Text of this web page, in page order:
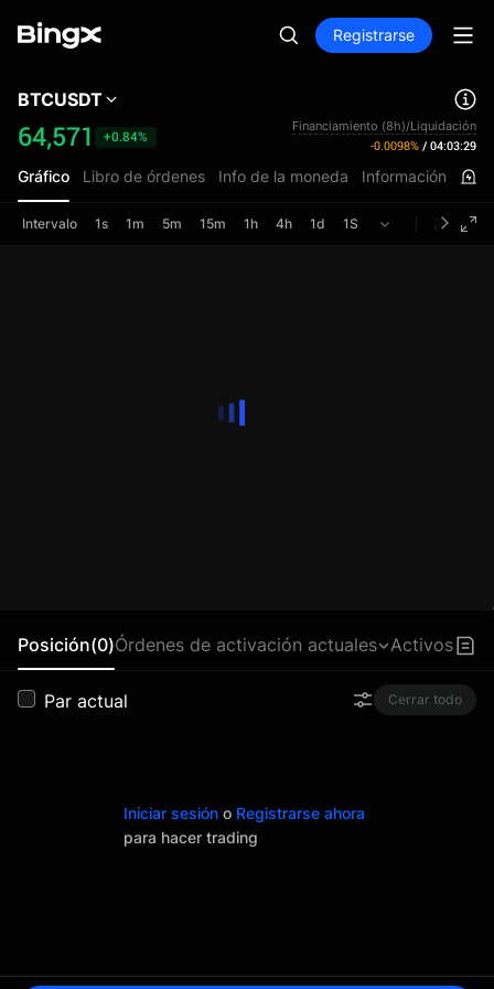
Registrarse
BTCUSDT
64,571 +0.84%
Financiamiento (8h)/Liquidación
-0.0098% / 04:03:29
Gráfico Libro de órdenes Info de la moneda Información
Intervalo 1s 1m 5m 15m 1h 4h 1d 1S
Posición(0)Órdenes de activación actuales Activos
Par actual Cerrar todo
Iniciar sesión o Registrarse ahora
para hacer trading